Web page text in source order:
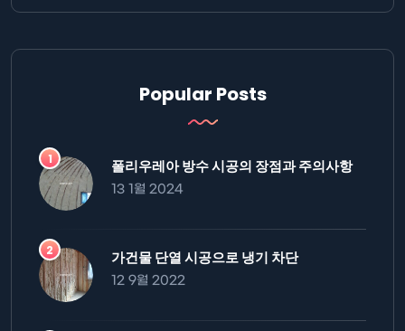
Popular Posts
폴리우레아 방수 시공의 장점과 주의사항
13 1월 2024
가건물 단열 시공으로 냉기 차단
12 9월 2022